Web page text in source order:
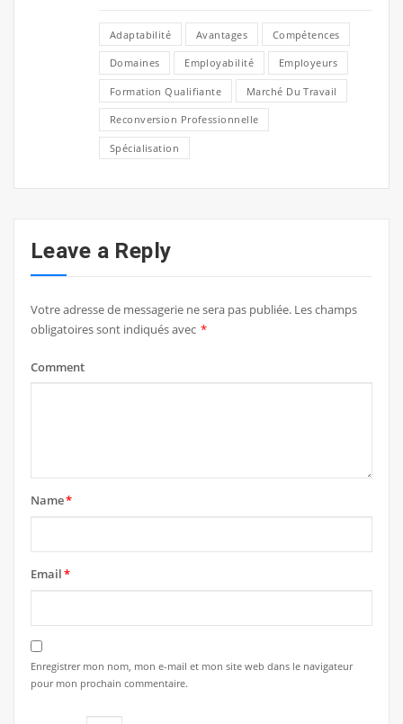
Adaptabilité Avantages Compétences
Domaines Employabilité Employeurs
Formation Qualifiante Marché Du Travail
Reconversion Professionnelle
Spécialisation
Leave a Reply
Votre adresse de messagerie ne sera pas publiée. Les champs
obligatoires sont indiqués avec *
Comment
Name*
Email*
Enregistrer mon nom, mon e-mail et mon site web dans le navigateur
pour mon prochain commentaire.